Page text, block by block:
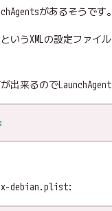
があるそうです
うXMLの設定ファイ
出来るので
debian.plist: